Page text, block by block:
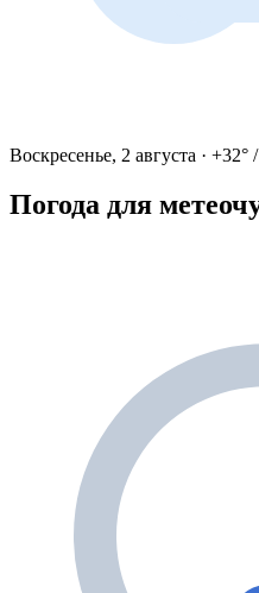
Воскресенье, 2 августа ·
Погода для